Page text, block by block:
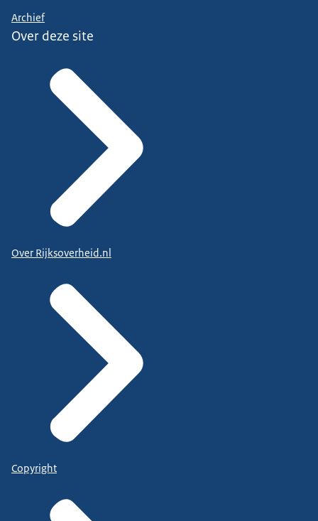
Archief
Over deze site
Over Rijksoverheid.nl
Copyright